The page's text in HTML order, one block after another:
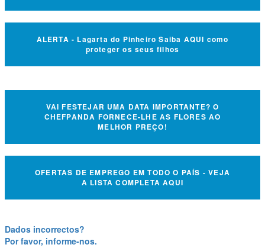
ALERTA - Lagarta do Pinheiro Saiba AQUI como
proteger os seus filhos
VAI FESTEJAR UMA DATA IMPORTANTE? O
CHEFPANDA FORNECE-LHE AS FLORES AO
MELHOR PREÇO!
OFERTAS DE EMPREGO EM TODO O PAÍS - VEJA
A LISTA COMPLETA AQUI
Dados incorrectos?
Por favor, informe-nos.